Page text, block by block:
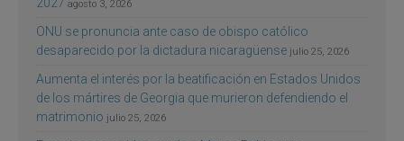
agosto 3, 2026
ONU se pronuncia ante caso de obispo católico
desaparecido por la dictadura nicaragüense julio 25, 2026
Aumenta el interés por la beatificación en Estados Unidos
de los mártires de Georgia que murieron defendiendo el
matrimonio julio 25, 2026